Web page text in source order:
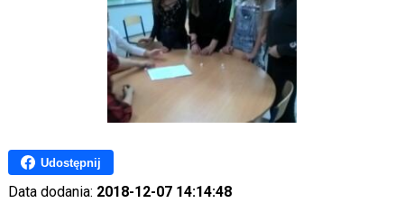
Udostępnij
Data dodania: 2018-12-07 14:14:48